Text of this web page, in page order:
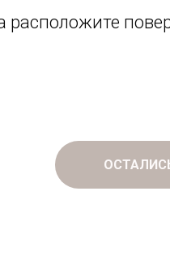
расположите